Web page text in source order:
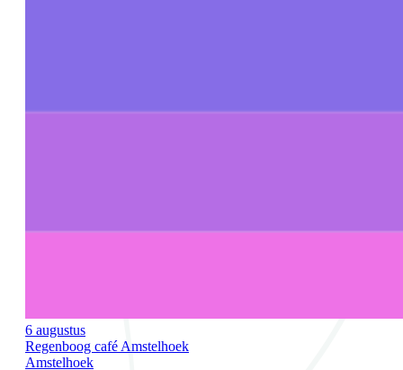
6 augustus
Regenboog café Amstelhoek
Amstelhoek